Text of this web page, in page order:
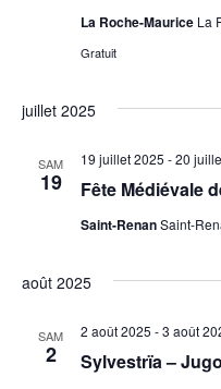
La Roche-Maurice La
Gratuit
juillet 2025
SAM
19 Fête Médiévale
19 juillet 2025 -20
Saint-RenanSaint-
août 2025
SAM
2 Sylvestrïa –
2 août 2025 -3 août